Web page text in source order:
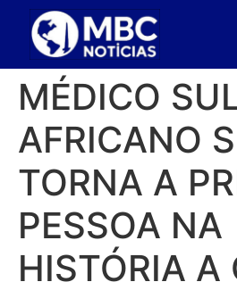
MÉDICO
AFRICANO
TORNA A
PESSOA NA
HISTÓRIA A